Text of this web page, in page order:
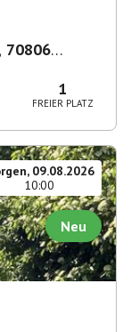
70806
1
FREIER PLATZ
09.08.2026
10:00
Neu